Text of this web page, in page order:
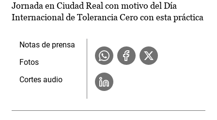
Jornada en Ciudad Real con motivo del Día
Internacional de Tolerancia Cero con esta práctica
Notas de prensa
Fotos
Cortes audio